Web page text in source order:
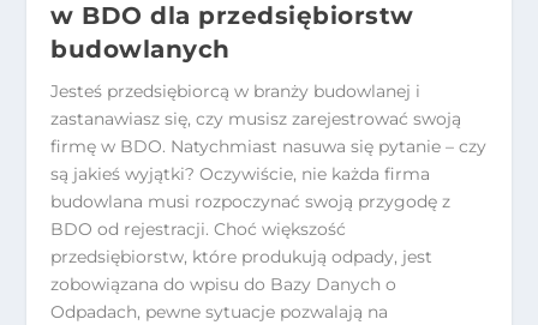
w BDO dla przedsiębiorstw
budowlanych
Jesteś przedsiębiorcą w branży budowlanej i
zastanawiasz się, czy musisz zarejestrować swoją
firmę w BDO. Natychmiast nasuwa się pytanie – czy
są jakieś wyjątki? Oczywiście, nie każda firma
budowlana musi rozpoczynać swoją przygodę z
BDO od rejestracji. Choć większość
przedsiębiorstw, które produkują odpady, jest
zobowiązana do wpisu do Bazy Danych o
Odpadach, pewne sytuacje pozwalają na